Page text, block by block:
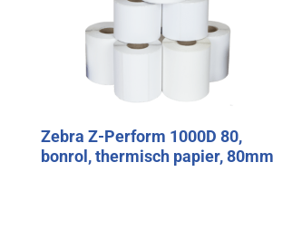
Zebra Z-Perform 1000D 80,
bonrol, thermisch papier, 80mm